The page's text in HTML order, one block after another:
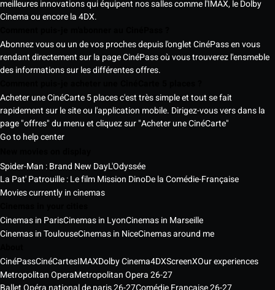
meilleures innovations qui équipent nos salles comme l'IMAX, le Dolby
Cinema ou encore la 4DX.
Abonnez vous ou un de vos proches depuis l'onglet CinéPass en vous
rendant directement sur la page CinéPass où vous trouverez l'ensmeble
des informations sur les différentes offres.
Acheter une CinéCarte 5 places c'est très simple et tout se fait
rapidement sur le site ou l'application mobile. Dirigez-vous vers dans la
page "offres" du menu et cliquez sur "Acheter une CinéCarte"
Go to help center
Spider-Man : Brand New DayL'Odyssée
La Pat' Patrouille : Le film Mission DinoDe la Comédie-Française
Movies currently in cinemas
Cinemas in ParisCinemas in LyonCinemas in Marseille
Cinemas in ToulouseCinemas in NiceCinemas around me
CinéPassCinéCartesIMAXDolby Cinema4DXScreenXOur experiences
Metropolitan OperaMetropolitan Opera 26-27